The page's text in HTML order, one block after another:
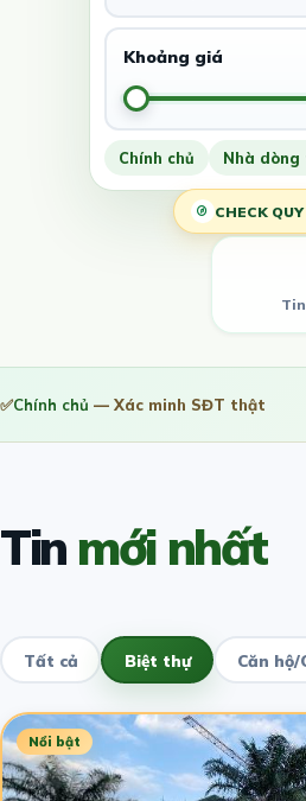
Khoảng giá
Chính chủ Nhà dòng
CHECK
✅Chính chủ — Xác minh SĐT thật
Tinmới nhất
Tất cả Biệt thự Căn hộ/
Nổi bật